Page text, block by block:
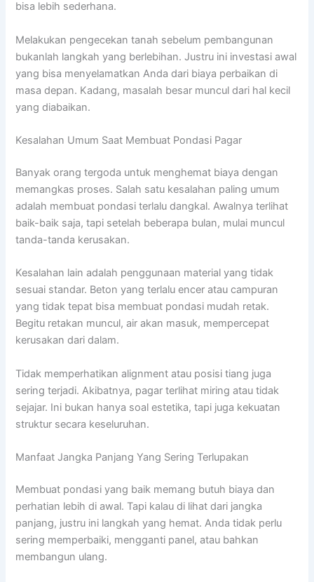
bisa lebih sederhana.
Melakukan pengecekan tanah sebelum pembangunan
bukanlah langkah yang berlebihan. Justru ini investasi awal
yang bisa menyelamatkan Anda dari biaya perbaikan di
masa depan. Kadang, masalah besar muncul dari hal kecil
yang diabaikan.
Kesalahan Umum Saat Membuat Pondasi Pagar
Banyak orang tergoda untuk menghemat biaya dengan
memangkas proses. Salah satu kesalahan paling umum
adalah membuat pondasi terlalu dangkal. Awalnya terlihat
baik-baik saja, tapi setelah beberapa bulan, mulai muncul
tanda-tanda kerusakan.
Kesalahan lain adalah penggunaan material yang tidak
sesuai standar. Beton yang terlalu encer atau campuran
yang tidak tepat bisa membuat pondasi mudah retak.
Begitu retakan muncul, air akan masuk, mempercepat
kerusakan dari dalam.
Tidak memperhatikan alignment atau posisi tiang juga
sering terjadi. Akibatnya, pagar terlihat miring atau tidak
sejajar. Ini bukan hanya soal estetika, tapi juga kekuatan
struktur secara keseluruhan.
Manfaat Jangka Panjang Yang Sering Terlupakan
Membuat pondasi yang baik memang butuh biaya dan
perhatian lebih di awal. Tapi kalau di lihat dari jangka
panjang, justru ini langkah yang hemat. Anda tidak perlu
sering memperbaiki, mengganti panel, atau bahkan
membangun ulang.